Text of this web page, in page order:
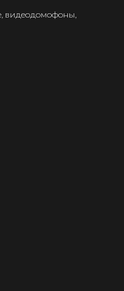
видеодомофоны,